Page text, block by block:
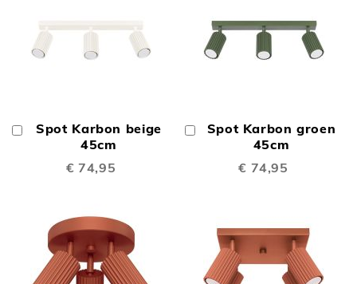
Spot Karbon beige
45cm
€ 74,95
In
Winkelwagen
Spot Karbon groen
45cm
€ 74,95
In
Winkelwagen